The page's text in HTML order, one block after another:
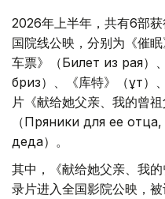
2026年上半年，共有6部
国院线公映，分别为《催
车票》（Билет из рая）
бриз）、《库特》（Құт）
片《献给她父亲、我的曾祖
（Пряники для ее
деда）。
其中，《献给她父亲、我
录片进入全国影院公映，